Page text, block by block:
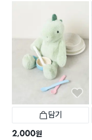
담기
2,000원